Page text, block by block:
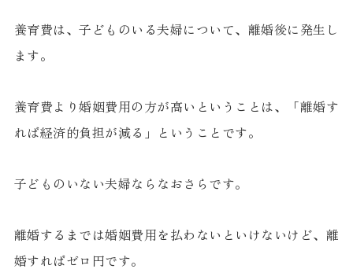
養育費は、子どものいる夫婦について、離婚後に発生し
ます。
養育費より婚姻費用の方が高いということは、「離婚す
れば経済的負担が減る」ということです。
子どものいない夫婦ならなおさらです。
離婚するまでは婚姻費用を払わないといけないけど、離
婚すればゼロ円です。